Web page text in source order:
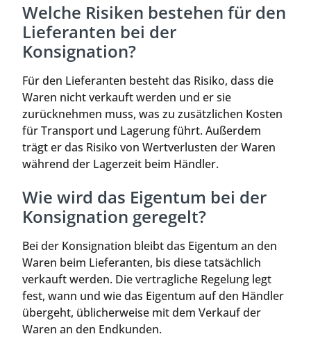
Welche Risiken bestehen für den
Lieferanten bei der
Konsignation?
Für den Lieferanten besteht das Risiko, dass die
Waren nicht verkauft werden und er sie
zurücknehmen muss, was zu zusätzlichen Kosten
für Transport und Lagerung führt. Außerdem
trägt er das Risiko von Wertverlusten der Waren
während der Lagerzeit beim Händler.
Wie wird das Eigentum bei der
Konsignation geregelt?
Bei der Konsignation bleibt das Eigentum an den
Waren beim Lieferanten, bis diese tatsächlich
verkauft werden. Die vertragliche Regelung legt
fest, wann und wie das Eigentum auf den Händler
übergeht, üblicherweise mit dem Verkauf der
Waren an den Endkunden.